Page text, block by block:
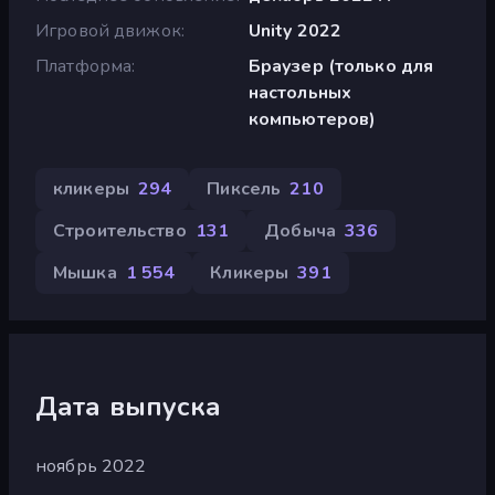
Игровой движок
Unity 2022
Платформа
Браузер (только для
настольных
компьютеров)
кликеры 294 Пиксель 210
Строительство 131 Добыча 336
Мышка 1 554 Кликеры 391
Дата выпуска
ноябрь 2022